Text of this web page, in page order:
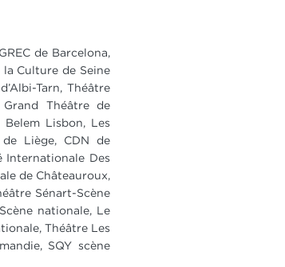
de Barcelona,
Culture de Seine
Tarn, Théâtre
Théâtre de
Lisbon, Les
Liège, CDN de
Internationale Des
de Châteauroux,
Sénart-Scène
nationale, Le
Théâtre Les
SQY scène